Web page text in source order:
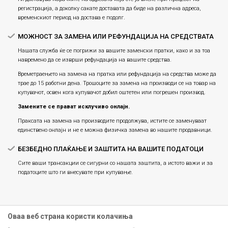
регистрација, а доколку сакате доставата да биде на различна адреса,
временскиот период на достава е подолг.
МОЖНОСТ ЗА ЗАМЕНА ИЛИ РЕФУНДАЦИЈА НА СРЕДСТВАТА
Нашата служба ќе се погрижи за вашите заменски пратки, како и за тоа
навремено да се изврши рефундација на вашите средства.
Времетраењето на замена на пратка или рефундацијa на средства може да
трае до 15 работни дена. Трошоците за замена на производи се на товар на
купувачот, освен кога купувачот добил оштетен или погрешен производ.
Замените се прават исклучиво онлајн.
Праксата на замена на производите продолжува, истите се заменуваат
единствено онлајн и не е можна физичка замена во нашите продавници.
БЕЗБЕДНО ПЛАЌАЊЕ И ЗАШТИТА НА ВАШИТЕ ПОДАТОЦИ
Сите ваши трансакции се сигурни со нашата заштита, а истото важи и за
податоците што ги внесувате при купување.
Оваа веб страна користи колачиња